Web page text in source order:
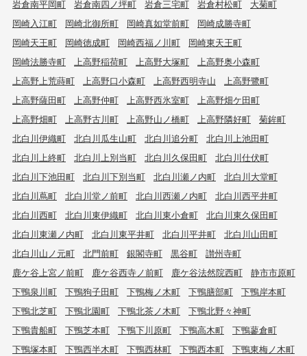
岩倉南平岡町
岩倉南四ノ坪町 岩倉三宅町 岩倉村松町
大菊町
岡崎入江町
岡崎北御所町 岡崎真如堂前町
岡崎成勝寺町
岡崎天王町
岡崎徳成町 岡崎西福ノ川町
岡崎東天王町
岡崎法勝寺町
上高野稲荷町 上高野大塚町
上高野奥小森町
上高野上荒蒔町
上高野口小森町 上高野西明寺山
上高野鷺町
上高野薩田町
上高野仲町 上高野西氷室町
上高野畑ケ田町
上高野畑町
上高野古川町 上高野山ノ橋町 上高野隣好町
菊鉾町
北白川伊織町
北白川瓜生山町 北白川追分町
北白川上池田町
北白川上終町
北白川上別当町 北白川久保田町
北白川仕伏町
北白川下池田町
北白川下別当町 北白川瀬ノ内町
北白川大堂町
北白川蔦町
北白川堂ノ前町 北白川西瀬ノ内町
北白川西平井町
北白川西町
北白川東伊織町 北白川東小倉町
北白川東久保田町
北白川東瀬ノ内町
北白川東平井町 北白川平井町
北白川山田町
北白川山ノ元町
北門前町 銀閣寺町 黒谷町
讃州寺町
鹿ケ谷上宮ノ前町
鹿ケ谷西寺ノ前町 鹿ケ谷法然院西町
静市市原町
下鴨泉川町
下鴨狗子田町 下鴨梅ノ木町 下鴨膳部町
下鴨岸本町
下鴨北芝町
下鴨北園町 下鴨北茶ノ木町
下鴨北野々神町
下鴨貴船町
下鴨芝本町 下鴨下川原町 下鴨高木町
下鴨蓼倉町
下鴨塚本町
下鴨西半木町 下鴨西林町 下鴨西本町
下鴨東梅ノ木町